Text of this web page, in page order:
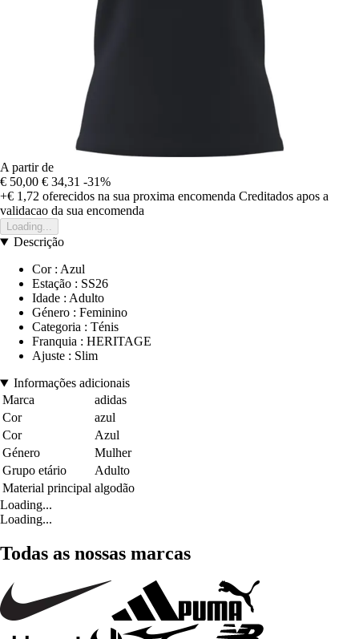
A partir de
€ 50,00 € 34,31 -31%
+€ 1,72 oferecidos na sua proxima encomenda Creditados apos a
validacao da sua encomenda
Loading...
Descrição
Cor : Azul
Estação : SS26
Idade : Adulto
Género : Feminino
Categoria : Ténis
Franquia : HERITAGE
Ajuste : Slim
Informações adicionais
Marca
adidas
Cor
azul
Cor
Azul
Género
Mulher
Grupo etário
Adulto
Material principal algodão
Loading...
Loading...
Todas as nossas marcas